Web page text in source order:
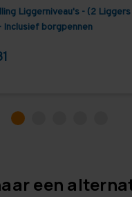
Liggerniveau's - (2 Liggers
Inclusief borgpennen
een